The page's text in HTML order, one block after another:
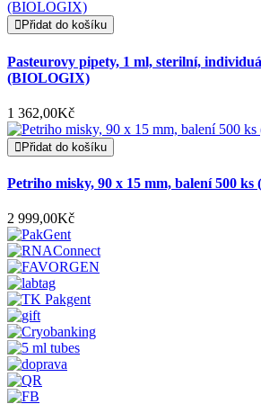
Přidat do košíku
Pasteurovy pipety, 1 ml, sterilní,
(BIOLOGIX)
1 362,00Kč
Přidat do košíku
Petriho misky, 90 x 15 mm, balení 500
2 999,00Kč